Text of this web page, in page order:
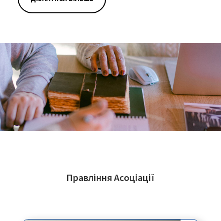
Правління Асоціації